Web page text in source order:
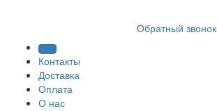
Обратный звонок
Контакты
Доставка
Оплата
О нас